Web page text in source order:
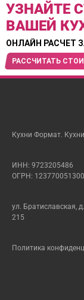
УЗНАЙТЕ
ВАШЕЙ
ОНЛАЙН РАСЧЕТ
РАССЧИТАТЬ
Кухни Формат.
ИНН: 9723205486
ОГРН:
ул. Братиславская,
215
Политика